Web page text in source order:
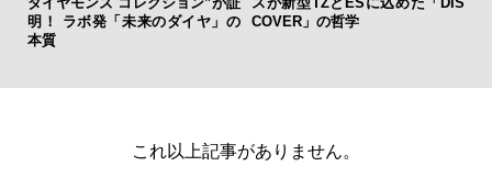
明！ ラボ発「未来のダイヤ」の
本質
COVER」の哲学
これ以上記事がありません。